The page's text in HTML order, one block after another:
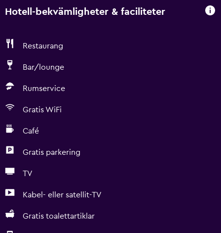
Hotell-bekvämligheter & faciliteter
Restaurang
Bar/lounge
Rumservice
Gratis WiFi
Café
Gratis parkering
TV
Kabel- eller satellit-TV
Gratis toalettartiklar